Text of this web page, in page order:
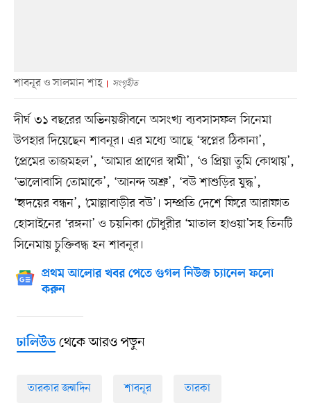
শাবনূর ও সালমান শাহ্ সংগৃহীত
দীর্ঘ ৩১ বছরের অভিনয়জীবনে অসংখ্য ব্যবসাসফল সিনেমা
উপহার দিয়েছেন শাবনূর। এর মধ্যে আছে ‘স্বপ্নের ঠিকানা’,
‘প্রেমের তাজমহল’, ‘আমার প্রাণের স্বামী’, ‘ও প্রিয়া তুমি কোথায়’,
‘ভালোবাসি তোমাকে’, ‘আনন্দ অশ্রু’, ‘বউ শাশুড়ির যুদ্ধ’,
‘হৃদয়ের বন্ধন’, ‘মোল্লাবাড়ীর বউ’। সম্প্রতি দেশে ফিরে আরাফাত
হোসাইনের ‘রঙ্গনা’ ও চয়নিকা চৌধুরীর ‘মাতাল হাওয়া’সহ তিনটি
সিনেমায় চুক্তিবদ্ধ হন শাবনূর।
প্রথম আলোর খবর পেতে গুগল নিউজ চ্যানেল ফলো
করুন
ঢালিউডথেকে আরও পড়ুন
তারকার জন্মদিন শাবনূর তারকা